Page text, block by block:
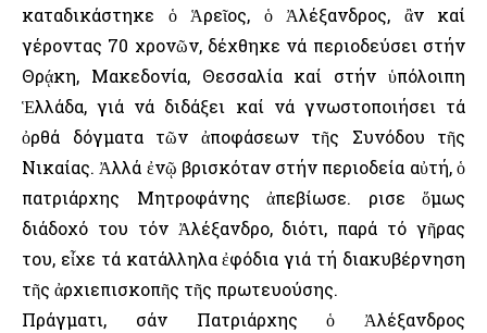
καταδικάστηκε ὁ Ἁρεῖος, ὁ Ἀλέξανδρος, ἂν καί
γέροντας 70 χρονῶν, δέχθηκε νά περιοδεύσει στήν
Θρᾴκη, Μακεδονία, Θεσσαλία καί στήν ὑπόλοιπη
Ἑλλάδα, γιά νά διδάξει καί νά γνωστοποιήσει τά
ὀρθά δόγματα τῶν ἀποφάσεων τῆς Συνόδου τῆς
Νικαίας. Ἀλλά ἐνῷ βρισκόταν στήν περιοδεία αὐτή, ὁ
πατριάρχης Μητροφάνης ἀπεβίωσε. Ὅρισε ὅμως
διάδοχό του τόν Ἀλέξανδρο, διότι, παρά τό γῆρας
του, εἶχε τά κατάλληλα ἐφόδια γιά τή διακυβέρνηση
τῆς ἀρχιεπισκοπῆς τῆς πρωτευούσης.
Πράγματι, σάν Πατριάρχης ὁ Ἀλέξανδρος